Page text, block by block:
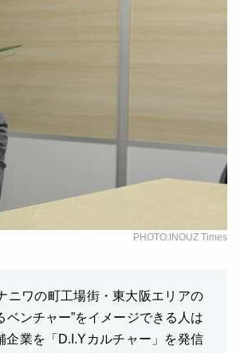
PHOTO:INOUZ Times
ニワの町工場街・東大阪エリアの
ンチャー”をイメージできる人は
業を「D.I.Yカルチャー」を発信